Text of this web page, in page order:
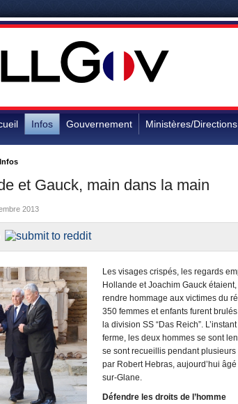
Infos Gouvernement Ministères/Directions
et Gauck, main dans la main
2013
Les visages crispés, les regards
Hollande et Joachim Gauck
rendre hommage aux victimes du
350 femmes et enfants furent
la division SS “Das Reich”.
ferme, les deux hommes se sont
se sont recueillis pendant
par Robert Hebras, aujourd’hui
sur-Glane.
Défendre les droits de l’homme